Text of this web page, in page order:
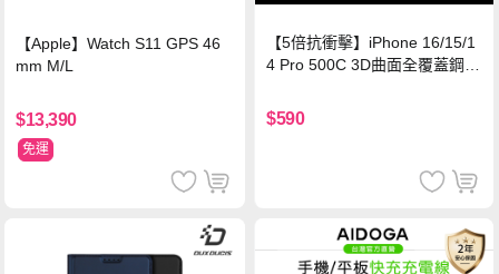
【Apple】Watch S11 GPS 46
mm M/L
$13,390
免運
【5倍抗衝擊】iPhone 16/15/1
4 Pro 500C 3D曲面全覆蓋鋼化
保護貼
$590